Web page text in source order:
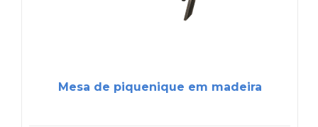
Mesa de piquenique em madeira